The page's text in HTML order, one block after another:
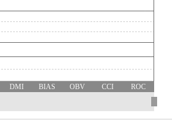
DMI BIAS OBV CCI ROC